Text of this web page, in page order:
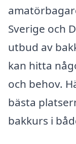
Sverige och
utbud av
kan hitta
och behov.
bästa
bakkurs i